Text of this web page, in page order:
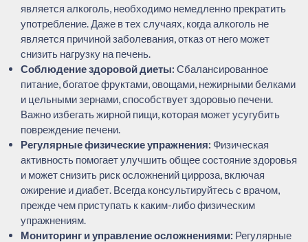
является алкоголь, необходимо немедленно прекратить
употребление. Даже в тех случаях, когда алкоголь не
является причиной заболевания, отказ от него может
снизить нагрузку на печень.
Соблюдение здоровой диеты: Сбалансированное
питание, богатое фруктами, овощами, нежирными белками
и цельными зернами, способствует здоровью печени.
Важно избегать жирной пищи, которая может усугубить
повреждение печени.
Регулярные физические упражнения: Физическая
активность помогает улучшить общее состояние здоровья
и может снизить риск осложнений цирроза, включая
ожирение и диабет. Всегда консультируйтесь с врачом,
прежде чем приступать к каким-либо физическим
упражнениям.
Мониторинг и управление осложнениями: Регулярные